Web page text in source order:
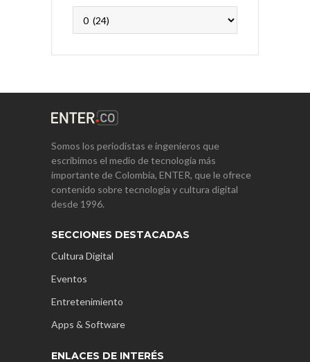
Somos los periodistas e ingenieros que
escribimos el medio de tecnología más
importante de Colombia, ENTER, que le ofrece
contenido sobre tecnología y cultura digital
desde 1996.
SECCIONES DESTACADAS
Cultura Digital
Eventos
Entretenimiento
Apps & Software
ENLACES DE INTERÉS